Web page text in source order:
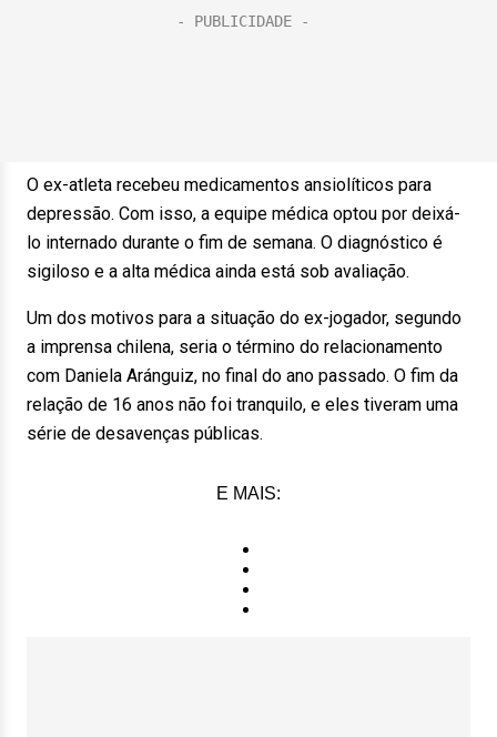
O ex-atleta recebeu medicamentos ansiolíticos para
depressão. Com isso, a equipe médica optou por deixá-
lo internado durante o fim de semana. O diagnóstico é
sigiloso e a alta médica ainda está sob avaliação.
Um dos motivos para a situação do ex-jogador, segundo
a imprensa chilena, seria o término do relacionamento
com Daniela Aránguiz, no final do ano passado. O fim da
relação de 16 anos não foi tranquilo, e eles tiveram uma
série de desavenças públicas.
E MAIS: